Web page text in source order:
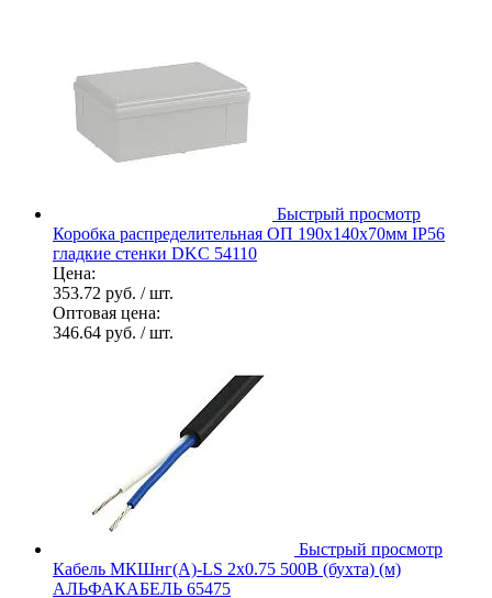
Быстрый просмотр
Коробка распределительная ОП 190х140х70мм IP56
гладкие стенки DKC 54110
Цена:
353.72 руб. / шт.
Оптовая цена:
346.64 руб. / шт.
Быстрый просмотр
Кабель МКШнг(А)-LS 2х0.75 500В (бухта) (м)
АЛЬФАКАБЕЛЬ 65475